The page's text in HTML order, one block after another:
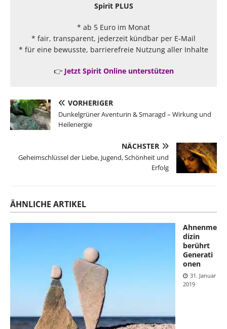
Spirit PLUS
* ab 5 Euro im Monat
* fair, transparent, jederzeit kündbar per E-Mail
* für eine bewusste, barrierefreie Nutzung aller Inhalte
👉 Jetzt Spirit Online unterstützen
VORHERIGER
Dunkelgrüner Aventurin & Smaragd – Wirkung und
Heilenergie
NÄCHSTER
Geheimschlüssel der Liebe, Jugend, Schönheit und
Erfolg
ÄHNLICHE ARTIKEL
Ahnenme
dizin
berührt
Generati
onen
31. Januar
2019